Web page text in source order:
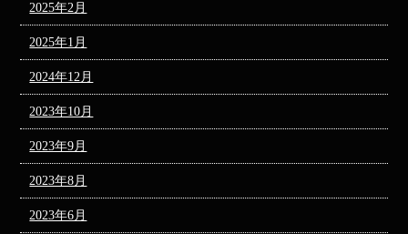
2025年2月
2025年1月
2024年12月
2023年10月
2023年9月
2023年8月
2023年6月